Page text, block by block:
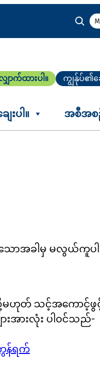
ောက်ထားပါ။ ကျွန်ုပ်၏ချ
ေးပါ။ အစီအစ
သောအခါမှ မလွယ်ကူပါ
ဟုတ် သင့်အကောင့်ဖွ
အားလုံး ပါ၀င်သည်-
န်ရက်